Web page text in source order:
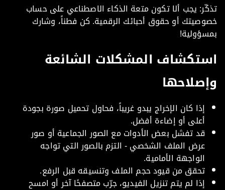
يجب ألا تكون متعة الذكاء الاصطناعي على حساب
أو حقوق أحبائك الرقمية. كن فطناً، وشارك
المشكلات الشائعة
إذا كان الإخراج يبدو غريباً، فحاول تحميل صورة بجودة
أعلى أو إضاءة أفضل.
قد تفشل بعض الأدوات مع الصور الجماعية أو صور
عرض الملف الشخصي - التزم بالصور التي تواجه
الواجهة الأمامية.
تحقق من قيود حجم الملف وتنسيقه قبل الرفع.
إذا لم يتم تنزيل الفيديو، جرّب متصفحًا آخر أو امسح